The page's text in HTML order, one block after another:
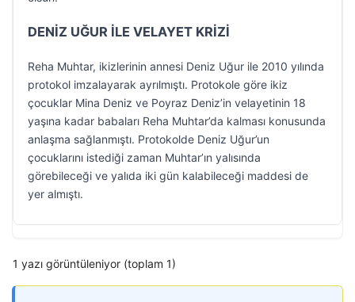
DENİZ UĞUR İLE VELAYET KRİZİ
Reha Muhtar, ikizlerinin annesi Deniz Uğur ile 2010 yılında
protokol imzalayarak ayrılmıştı. Protokole göre ikiz
çocuklar Mina Deniz ve Poyraz Deniz’in velayetinin 18
yaşına kadar babaları Reha Muhtar’da kalması konusunda
anlaşma sağlanmıştı. Protokolde Deniz Uğur’un
çocuklarını istediği zaman Muhtar’ın yalısında
görebileceği ve yalıda iki gün kalabileceği maddesi de
yer almıştı.
1 yazı görüntüleniyor (toplam 1)